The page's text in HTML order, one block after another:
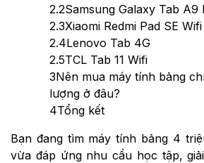
2.2Samsung Galaxy Tab A9
2.3Xiaomi Redmi Pad SE Wifi
2.4Lenovo Tab 4G
2.5TCL Tab 11 Wifi
3Nên mua máy tính bảng
lượng ở đâu?
4Tổng kết
Bạn đang tìm máy tính bảng 4
vừa đáp ứng nhu cầu học tập,